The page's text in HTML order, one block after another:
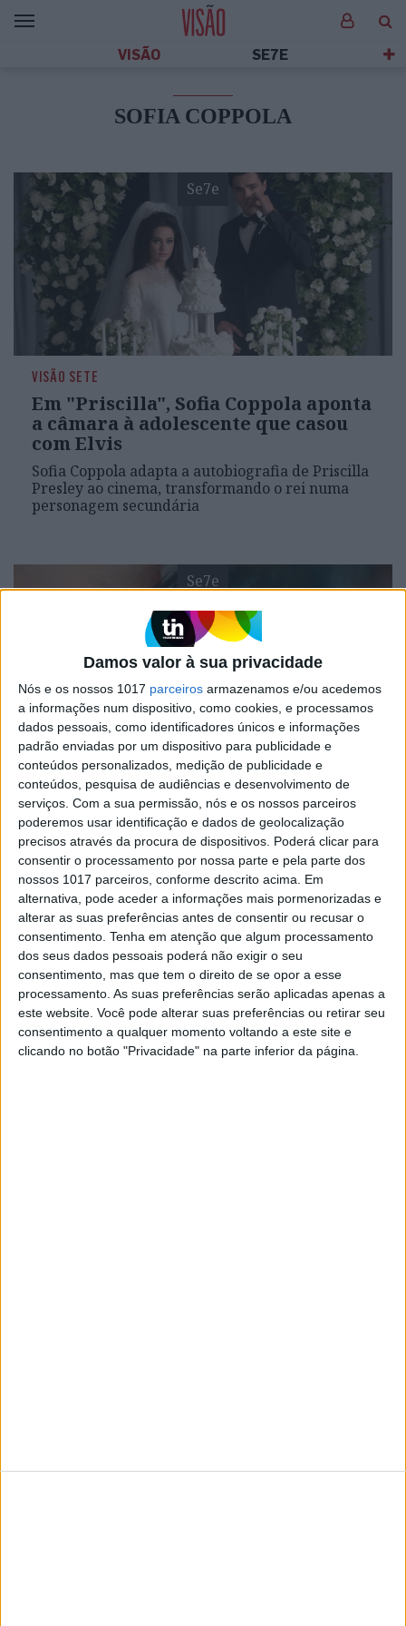
Damos valor à sua privacidade
Nós e os nossos 1017 parceiros armazenamos e/ou acedemos
a informações num dispositivo, como cookies, e processamos
dados pessoais, como identificadores únicos e informações
padrão enviadas por um dispositivo para publicidade e
conteúdos personalizados, medição de publicidade e
conteúdos, pesquisa de audiências e desenvolvimento de
serviços. Com a sua permissão, nós e os nossos parceiros
poderemos usar identificação e dados de geolocalização
precisos através da procura de dispositivos. Poderá clicar para
consentir o processamento por nossa parte e pela parte dos
nossos 1017 parceiros, conforme descrito acima. Em
alternativa, pode aceder a informações mais pormenorizadas e
alterar as suas preferências antes de consentir ou recusar o
consentimento. Tenha em atenção que algum processamento
dos seus dados pessoais poderá não exigir o seu
consentimento, mas que tem o direito de se opor a esse
processamento. As suas preferências serão aplicadas apenas a
este website. Você pode alterar suas preferências ou retirar seu
consentimento a qualquer momento voltando a este site e
clicando no botão "Privacidade" na parte inferior da página.
VISÃO SE7E
SOFIA COPPOLA
Se7e
VISÃO SETE
Em "Priscilla", Sofia Coppola aponta
a câmara à adolescente que casou
com Elvis
Sofia Coppola adapta a autobiografia de Priscilla
Presley ao cinema, transformando o rei numa
personagem secundária
Se7e
VISÃO SETE
Porto/ Post/ Doc: Memórias futuras
no festival de cinema do real
Nesta quarta edição do Porto/ Post/ Doc, o festival
de cinema do real conta com quase uma centena
de filmes portugueses e estrangeiros. A partir
desta segunda-feira, 27, no Porto, e até domingo,
3 de dezembro
Se7e